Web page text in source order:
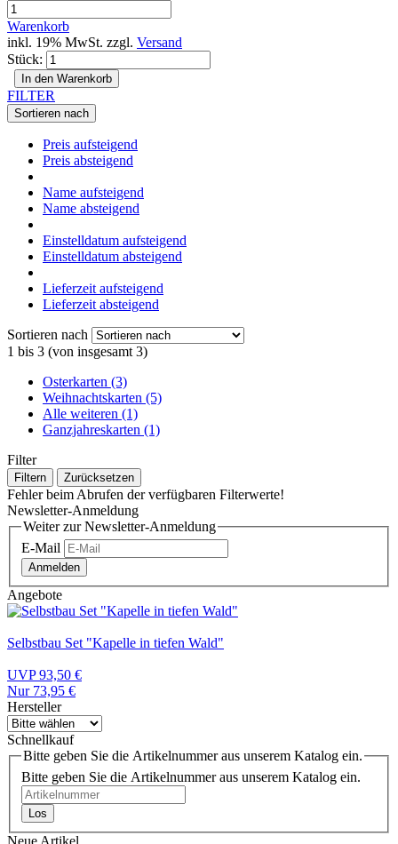
Warenkorb
inkl. 19% MwSt. zzgl. Versand
Stück:
In den Warenkorb
FILTER
Sortieren nach
Preis aufsteigend
Preis absteigend
Name aufsteigend
Name absteigend
Einstelldatum aufsteigend
Einstelldatum absteigend
Lieferzeit aufsteigend
Lieferzeit absteigend
Sortieren nach
1 bis 3 (von insgesamt 3)
Osterkarten (3)
Weihnachtskarten (5)
Alle weiteren (1)
Ganzjahreskarten (1)
Filter
Filtern Zurücksetzen
Fehler beim Abrufen der verfügbaren Filterwerte!
Newsletter-Anmeldung
Weiter zur Newsletter-Anmeldung
E-Mail
Anmelden
Angebote
Selbstbau Set "Kapelle in tiefen Wald"
UVP 93,50 €
Nur 73,95 €
Hersteller
Schnellkauf
Bitte geben Sie die Artikelnummer aus unserem Katalog ein.
Bitte geben Sie die Artikelnummer aus unserem Katalog ein.
Los
Neue Artikel